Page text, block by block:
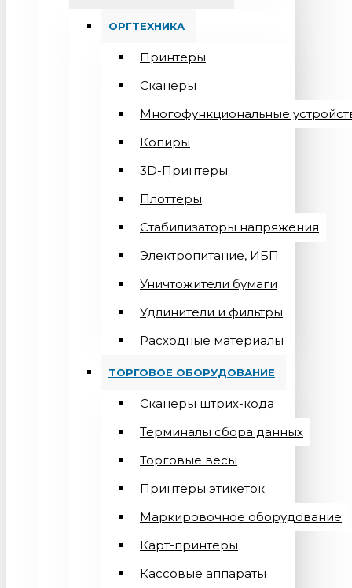
ОРГТЕХНИКА
Принтеры
Сканеры
Многофункциональные
Копиры
3D-Принтеры
Плоттеры
Стабилизаторы напряжения
Электропитание, ИБП
Уничтожители бумаги
Удлинители и фильтры
Расходные материалы
ТОРГОВОЕ ОБОРУДОВАНИЕ
Сканеры штрих-кода
Терминалы сбора данных
Торговые весы
Принтеры этикеток
Маркировочное оборудование
Карт-принтеры
Кассовые аппараты